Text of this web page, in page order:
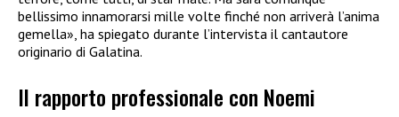
bellissimo innamorarsi mille volte finché non arriverà l’anima
gemella», ha spiegato durante l’intervista il cantautore
originario di Galatina.
Il rapporto professionale con Noemi